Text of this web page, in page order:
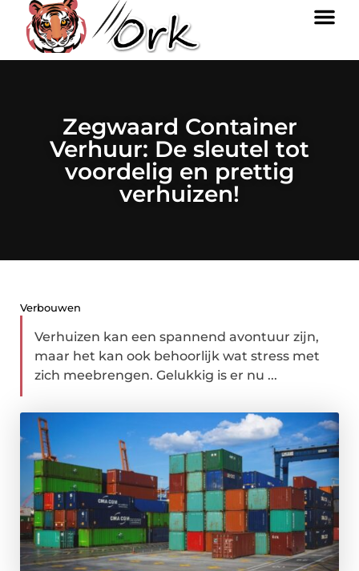
Zegwaard Container
Verhuur: De sleutel tot
voordelig en prettig
verhuizen!
Verbouwen
Verhuizen kan een spannend avontuur zijn,
maar het kan ook behoorlijk wat stress met
zich meebrengen. Gelukkig is er nu ...